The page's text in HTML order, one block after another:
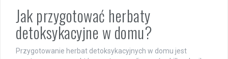
Jak przygotować herbaty
detoksykacyjne w domu?
Przygotowanie herbat detoksykacyjnych w domu jest